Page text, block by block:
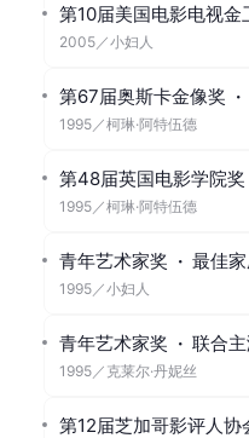
第10届美国电影电视金
2005 ／小妇人
第67届奥斯卡金像奖 ·
1995 ／柯琳·阿特伍德
第48届英国电影学院奖
1995 ／柯琳·阿特伍德
青年艺术家奖 · 最佳
1995 ／小妇人
青年艺术家奖 · 联合
1995 ／ 克莱尔·丹妮丝
第12届芝加哥影评人协